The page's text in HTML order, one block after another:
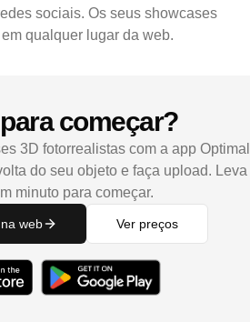
sociais. Os seus showcases
qualquer lugar da web.
começar?
3D fotorrealistas com a app Optimal
do seu objeto e faça upload. Leva
minuto para começar.
web Ver preços